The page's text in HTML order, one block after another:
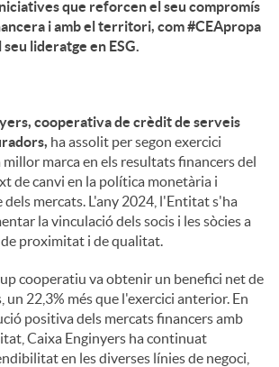
que reforcen el seu compromís
i amb el territori, com #CEApropa
lideratge en ESG.
cooperativa de crèdit de serveis
ha assolit per segon exercici
marca en els resultats financers del
de canvi en la política monetària i
mercats. L'any 2024, l'Entitat s'ha
la vinculació dels socis i les sòcies a
proximitat i de qualitat.
cooperatiu va obtenir un benefici net de
un 22,3% més que l'exercici anterior. En
positiva dels mercats financers amb
Caixa Enginyers ha continuat
en les diverses línies de negoci,